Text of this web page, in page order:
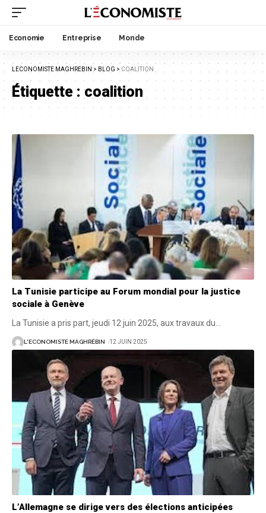
Economie Entreprise Monde
LECONOMISTE MAGHREBIN > BLOG > COALITION
Étiquette :coalition
La Tunisie participe au Forum mondial pour la justice
sociale à Genève
La Tunisie a pris part, jeudi 12 juin 2025, aux travaux du
L'ECONOMISTE MAGHRÉBIN 12 JUIN 2025
L’Allemagne se dirige vers des élections anticipées